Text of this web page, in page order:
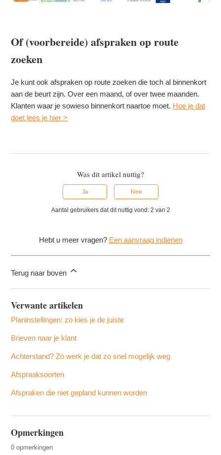
Of (voorbereide) afspraken op route
zoeken
Je kunt ook afspraken op route zoeken die toch al binnenkort
aan de beurt zijn. Over een maand, of over twee maanden.
Klanten waar je sowieso binnenkort naartoe moet. Hoe je dat
doet lees je hier >
Was dit artikel nuttig?
Ja Nee
Aantal gebruikers dat dit nuttig vond: 2 van 2
Hebt u meer vragen? Een aanvraag indienen
Terug naar boven
Verwante artikelen
Planinstellingen: zo kies je de juiste
Brieven naar je klant
Achterstand? Zó werk je dat zo snel mogelijk weg
Afspraaksoorten
Afspraken die niet gepland kunnen worden
Opmerkingen
0 opmerkingen